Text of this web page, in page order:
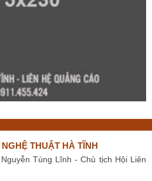
THUẬT HÀ TĨNH
Tùng Lĩnh - Chủ tịch Hội Liên